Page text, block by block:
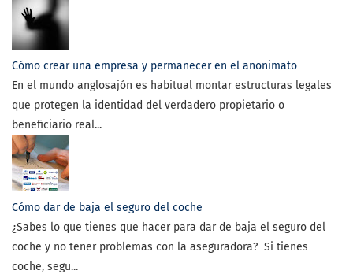
Cómo crear una empresa y permanecer en el anonimato
En el mundo anglosajón es habitual montar estructuras legales
que protegen la identidad del verdadero propietario o
beneficiario real...
Cómo dar de baja el seguro del coche
¿Sabes lo que tienes que hacer para dar de baja el seguro del
coche y no tener problemas con la aseguradora? Si tienes
coche, segu...